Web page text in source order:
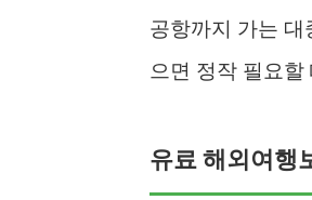
공항까지 가는
으면 정작 필요
유료 해외여행